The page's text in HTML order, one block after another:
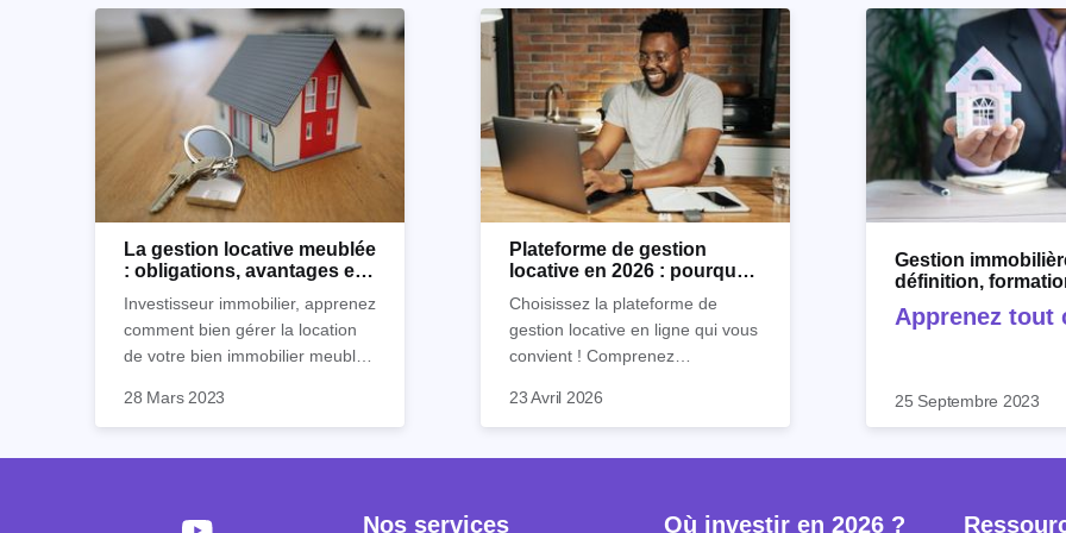
La gestion locative meublée
: obligations, avantages et
Investisseur immobilier, apprenez
comment bien gérer la location
de votre bien immobilier meublé !
obligations en tant que
inconvénients présente ce type
28 Mars 2023
Plateforme de gestion
locative en 2026 : pourquoi
Choisissez la plateforme de
gestion locative en ligne qui vous
convient ! Comprenez
découvrez les outils de gestion
23 Avril 2026
Gestion
définition,
Apprenez tout
25 Septembre 2023
Nos services Où investir en 2026 ?